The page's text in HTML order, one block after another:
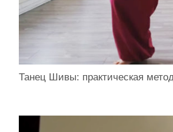
Танец Шивы: практическая